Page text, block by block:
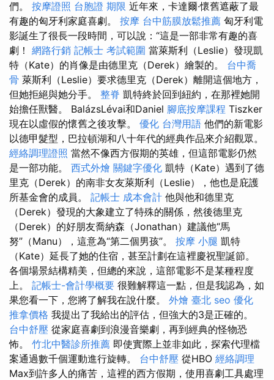
們。 按摩證照 台胞證 期限 近年來，卡達爾·懷舊遮蔽了最
有趣的匈牙利家庭喜劇。 按摩 台中筋膜放鬆推薦 匈牙利電
影誕生了很長一段時間，可以說：“這是一部非常有趣的喜
劇！ 網路行銷 記帳士 考試範圍 當萊斯利（Leslie）發現凱
特（Kate）的肖像是由德里克（Derek）繪製的。 台中喬
骨 萊斯利（Leslie）要求德里克（Derek）離開這個地方，
但她拒絕與她分手。 整脊 凱特終於回到紐約，在那裡她開
始擔任獸醫。 BalázsLévai和Daniel 腳底按摩課程 Tiszker
現在以虛假的懷舊之後攻擊。 優化 台灣用語 他們的新電影
以德甲髮型，巴拉頓湖和八十年代的經典作品來介紹觀眾。
經絡調理證照 當然不像西方假期的英雄，但這部電影仍然
是一部功能。 西式外燴 關鍵字優化 凱特（Kate）遇到了德
里克（Derek）的南非女友萊斯利（Leslie），他也是庇護
所基金會的成員。 記帳士 成本會計 他與他和德里克
（Derek）發現的大象建立了特殊的關係，然後德里克
（Derek）的好朋友喬納森（Jonathan）建議他“馬
努”（Manu），這意為“第二個男孩”。 按摩 小腿 凱特
（Kate）延長了她的住宿，甚至計劃在這裡慶祝聖誕節。
各個場景結構精美，但總的來說，這部電影不是某種程度
上。 記帳士-會計學概要 很難解釋這一點，但是我認為，如
果您看一下，您將了解我在說什麼。 外燴 臺北 seo 優化
推拿價格 我提出了我給出的評估，但強大的3是正確的。
台中舒壓 從家庭喜劇到浪漫音樂劇，再到經典的怪物恐
怖。 竹北中醫診所推薦 即使實際上並非如此，探索代理檔
案通過數千個運動進行旋轉。 台中舒壓 從HBO 經絡調理
Max到許多人的痛苦，這裡的西方假期，使用喜劇工具處理